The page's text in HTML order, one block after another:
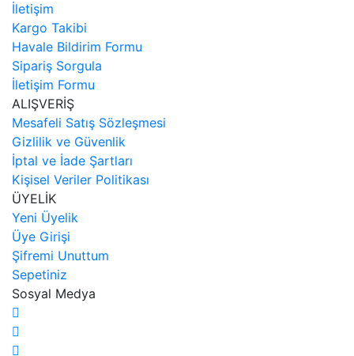
İletişim
Kargo Takibi
Havale Bildirim Formu
Sipariş Sorgula
İletişim Formu
ALIŞVERİŞ
Mesafeli Satış Sözleşmesi
Gizlilik ve Güvenlik
İptal ve İade Şartları
Kişisel Veriler Politikası
ÜYELİK
Yeni Üyelik
Üye Girişi
Şifremi Unuttum
Sepetiniz
Sosyal Medya